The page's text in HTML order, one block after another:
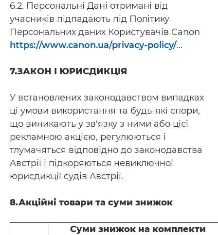
6.2. Персональні Дані отримані від
учасників підпадають під Політику
Персональних даних Користувачів Canon
https://www.canon.ua/privacy-policy/...
7.ЗАКОН І ЮРИСДИКЦІЯ
У встановлених законодавством випадках
ці умови використання та будь-які спори,
що виникають у зв'язку з ними або цієї
рекламною акцією, регулюються і
тлумачяться відповідно до законодавства
Австрії і підкоряються невиключної
юрисдикції судів Австрії.
8.Акційні товари та суми знижок
Суми знижок на комплекти